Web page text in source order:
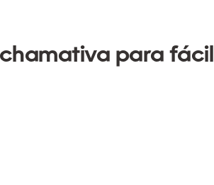
para fácil